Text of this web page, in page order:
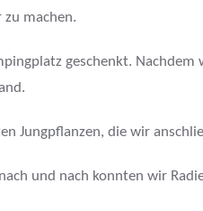
machen.
geschenkt.
Jungpflanzen, die wir
und nach konnten wir